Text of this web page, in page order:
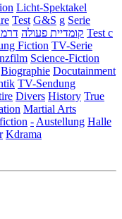
Licht-Spektakel
Test G&S g Serie
קומדיית פעולה Test c
Fiction TV-Serie
Science-Fiction
Biographie Docutainment
TV-Sendung
Divers History True
Martial Arts
- Austellung Halle
Kdrama